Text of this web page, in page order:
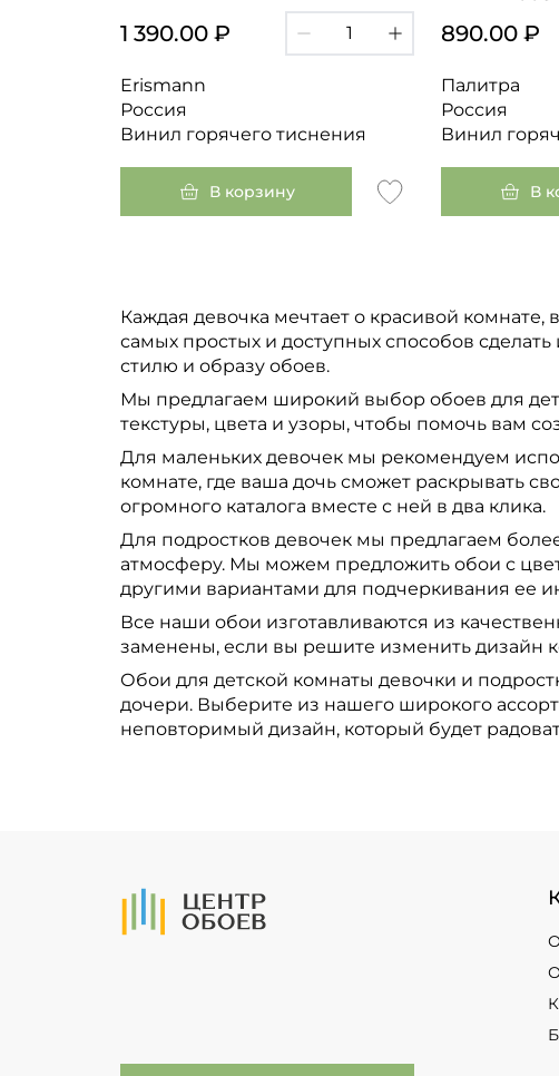
1 390.00 ₽
Erismann
Россия
Винил горячего тиснения
В корзину
890.00 ₽
Палитра
Россия
Винил
В
Каждая девочка мечтает о красивой комнате,
самых простых и доступных способов
стилю и образу обоев.
Мы предлагаем широкий выбор обоев для
текстуры, цвета и узоры, чтобы помочь вам
Для маленьких девочек мы рекомендуем
комнате, где ваша дочь сможет раскрывать
огромного каталога вместе с ней в два клика.
Для подростков девочек мы предлагаем
атмосферу. Мы можем предложить обои с
другими вариантами для подчеркивания ее
Все наши обои изготавливаются из
заменены, если вы решите изменить дизайн
Обои для детской комнаты девочки и
дочери. Выберите из нашего широкого
неповторимый дизайн, который будет
На Главную